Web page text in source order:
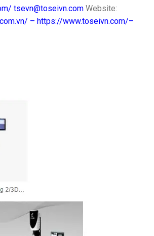
/ tsevn@toseivn.com Website:
– https://www.toseivn.com/–